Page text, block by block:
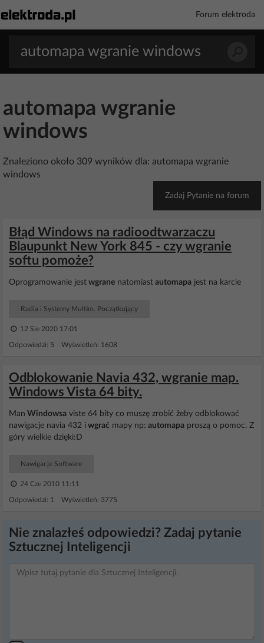
Forum elektroda
automapa wgranie
windows
Znaleziono około 309 wyników dla: automapa wgranie
windows
Zadaj Pytanie na forum
Błąd Windows na radioodtwarzaczu
Blaupunkt New York 845 - czy wgranie
softu pomoże?
Oprogramowanie jest wgrane natomiast automapa jest na karcie
Radia i Systemy Multim. Początkujący
12 Sie 2020 17:01
Odpowiedzi: 5 Wyświetleń: 1608
Odblokowanie Navia 432, wgranie map.
Windows Vista 64 bity.
Man Windowsa viste 64 bity co muszę zrobić żeby odblokować
nawigacje navia 432 i wgrać mapy np: automapa proszą o pomoc. Z
góry wielkie dzięki:D
Nawigacje Software
24 Cze 2010 11:11
Odpowiedzi: 1 Wyświetleń: 3775
Nie znalazłeś odpowiedzi? Zadaj pytanie
Sztucznej Inteligencji